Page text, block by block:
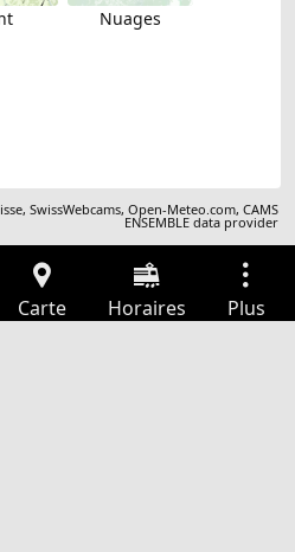
Nuages
,SwissWebcams,Open-Meteo.com,CAMS
ENSEMBLE data provider
Carte Horaires Plus